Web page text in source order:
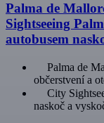
Palma de
Sightseeing
autobusem
Palma de
občerstvení a
City
naskoč a